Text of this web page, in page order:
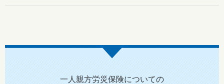
一人親方労災保険についての